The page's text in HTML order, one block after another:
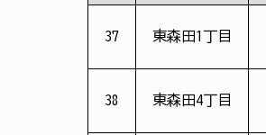
37 東森田1丁目
38 東森田4丁目